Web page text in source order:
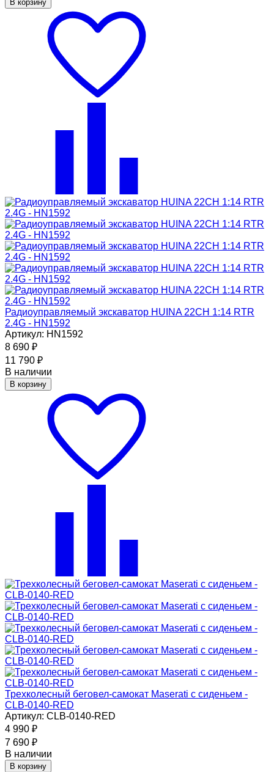
В корзину
Радиоуправляемый экскаватор HUINA 22CH 1:14 RTR
2.4G - HN1592
Артикул: HN1592
8 690 ₽
11 790 ₽
В наличии
В корзину
Трехколесный беговел-самокат Maserati с сиденьем -
CLB-0140-RED
Артикул: CLB-0140-RED
4 990 ₽
7 690 ₽
В наличии
В корзину